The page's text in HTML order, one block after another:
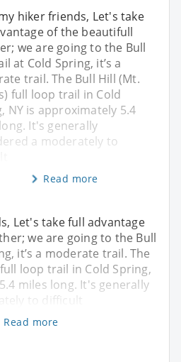
hiker friends, Let's take
of the beautifull
we are going to the Bull
at Cold Spring, it’s a
trail. The Bull Hill (Mt.
full loop trail in Cold
NY is approximately 5.4
It's generally
a moderately to
Read more
Let's take full advantage
we are going to the Bull
it’s a moderate trail. The
loop trail in Cold Spring,
miles long. It's generally
to difficult
Read more